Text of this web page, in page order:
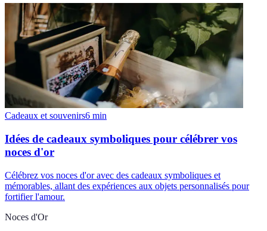
Cadeaux et souvenirs6 min
Idées de cadeaux symboliques pour célébrer vos
noces d'or
Célébrez vos noces d'or avec des cadeaux symboliques et
mémorables, allant des expériences aux objets personnalisés pour
fortifier l'amour.
Noces d'Or